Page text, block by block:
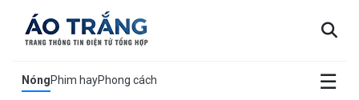
NóngPhim hayPhong cách ☰
×